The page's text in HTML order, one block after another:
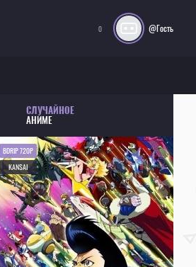
0 @Гость
СЛУЧАЙНОЕ
АНИМЕ
BDRIP 720P
KANSAI